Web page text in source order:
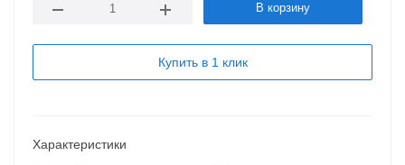
В корзину
Купить в 1 клик
Характеристики